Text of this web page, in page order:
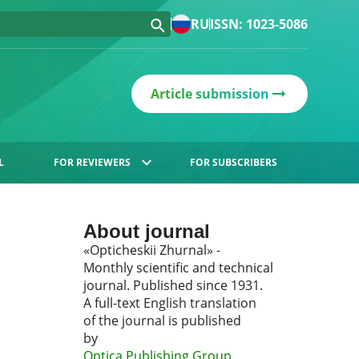
RUISSN: 1023-5086
Article submission
FOR REVIEWERS FOR SUBSCRIBERS
About journal
«Opticheskii Zhurnal» -
Monthly scientific and technical
journal. Published since 1931.
A full-text English translation
of the journal is published
by